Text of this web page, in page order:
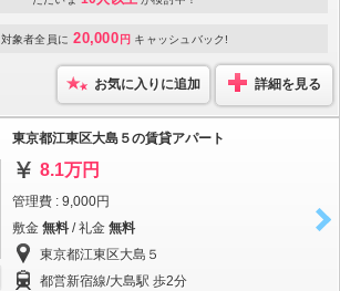
対象者全員に 20,000 円 キャッシュバック!
お気に入りに追加 詳細を見る
東京都江東区大島５の賃貸アパート
8.1万円
管理費 : 9,000円
敷金 無料 / 礼金 無料
東京都江東区大島５
都営新宿線/大島駅 歩2分